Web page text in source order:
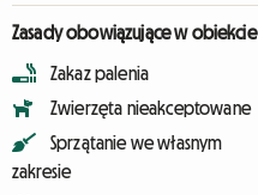
Zasady obowiązujące w obiekcie
Zakaz palenia
Zwierzęta nieakceptowane
Sprzątanie we własnym
zakresie